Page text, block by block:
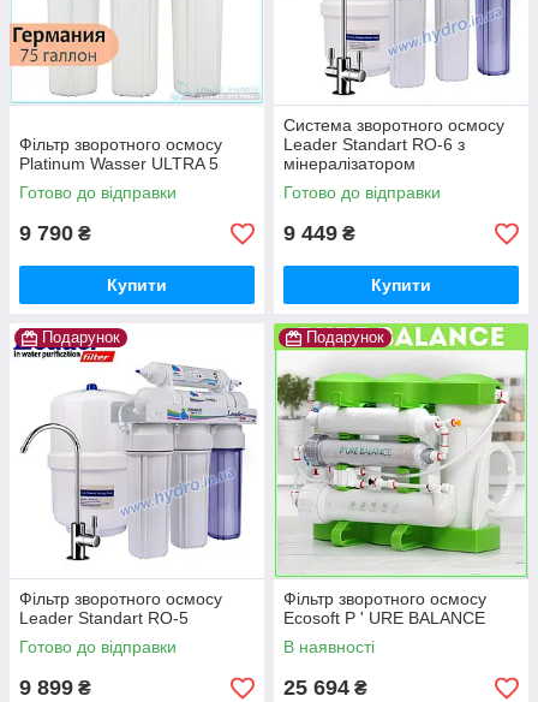
Фільтр зворотного осмосу
Platinum Wasser ULTRA 5
Готово до відправки
9 790 ₴
Купити
Система зворотного осмосу
Leader Standart RO-6 з
мінералізатором
Готово до відправки
9 449 ₴
Купити
Подарунок
Фільтр зворотного осмосу
Leader Standart RO-5
Готово до відправки
9 899 ₴
Подарунок
Фільтр зворотного осмосу
Ecosoft P ' URE BALANCE
В наявності
25 694 ₴